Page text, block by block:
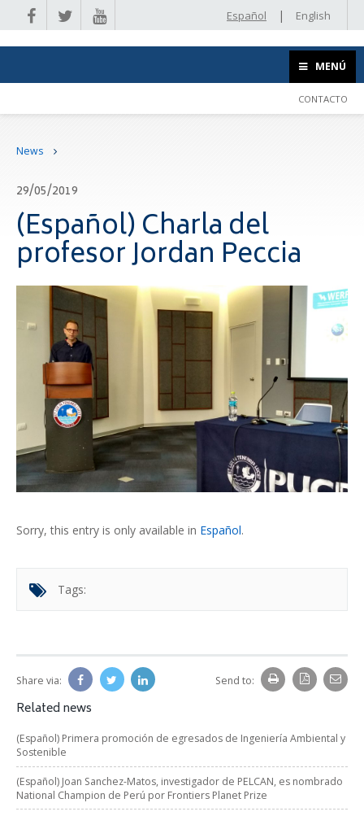
Español | English
MENÚ
CONTACTO
News
29/05/2019
(Español) Charla del
profesor Jordan Peccia
Sorry, this entry is only available in Español.
Tags:
Share via: Send to:
Related news
(Español) Primera promoción de egresados de Ingeniería Ambiental y
Sostenible
(Español) Joan Sanchez-Matos, investigador de PELCAN, es nombrado
National Champion de Perú por Frontiers Planet Prize